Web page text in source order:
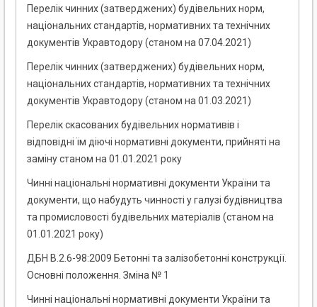
Перелік чинних (затверджених) будівельних норм,
національних стандартів, нормативних та технічних
документів Укравтодору (станом на 07.04.2021)
Перелік чинних (затверджених) будівельних норм,
національних стандартів, нормативних та технічних
документів Укравтодору (станом на 01.03.2021)
Перелік скасованих будівельних нормативів і
відповідні їм діючі нормативні документи, прийняті на
заміну станом на 01.01.2021 року
Чинні національні нормативні документи України та
документи, що набудуть чинності у галузі будівництва
та промисловості будівельних матеріалів (станом на
01.01.2021 року)
ДБН В.2.6-98:2009 Бетонні та залізобетонні конструкції.
Основні положення. Зміна № 1
Чинні національні нормативні документи України та